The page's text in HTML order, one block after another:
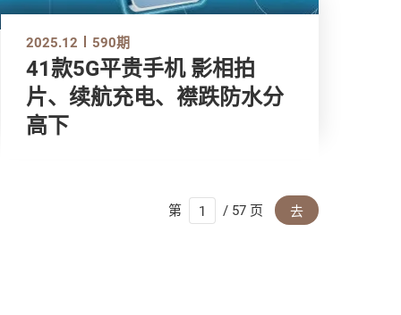
2025.12 590期
41款5G平贵手机 影相拍
片、续航充电、襟跌防水分
高下
第 / 57 页 去